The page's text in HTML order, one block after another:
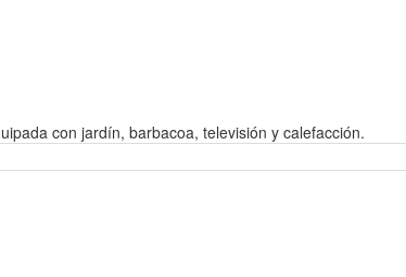
con jardín, barbacoa, televisión y calefacción.